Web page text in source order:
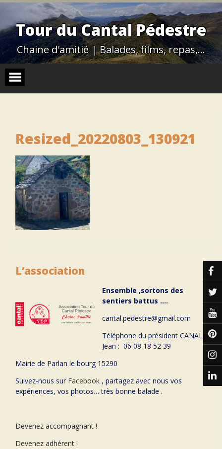
Skip
contentTour du Cantal Pédestre
Chaine d'amitié | Balades, films, repas,…
Resized_20220803_130921
L’association
Ensemble ,sortons des
sentiers battus ….
cantal.pedestre@gmail.com
Téléphone du président CANAL
Jean : 06 08 18 52 39
Mairie de Parlan le bourg 15290
Suivez-nous sur Facebook , partagez avec nous vos
expériences, vos photos… très bonne balade .
Devenez accompagnant !
Devenez adhérent !